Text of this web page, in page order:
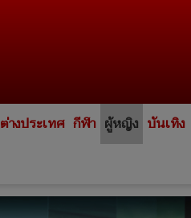
ต่างประเทศ กีฬา ผู้หญิง บันเทิง